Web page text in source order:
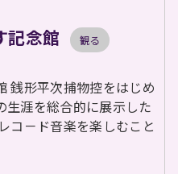
記念館 観る
銭形平次捕物控をはじめ
生涯を総合的に展示した
コ－ド音楽を楽しむこと